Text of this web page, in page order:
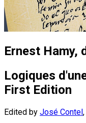
Ernest Hamy,
Logiques
First Edition
Edited by José Contel,